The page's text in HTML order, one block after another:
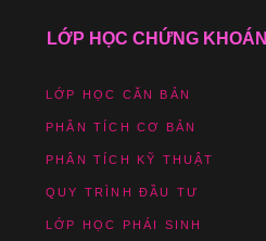
LỚP HỌC CHỨNG KHOÁN
LỚP HỌC CĂN BẢN
PHÂN TÍCH CƠ BẢN
PHÂN TÍCH KỸ THUẬT
QUY TRÌNH ĐẦU TƯ
LỚP HỌC PHÁI SINH